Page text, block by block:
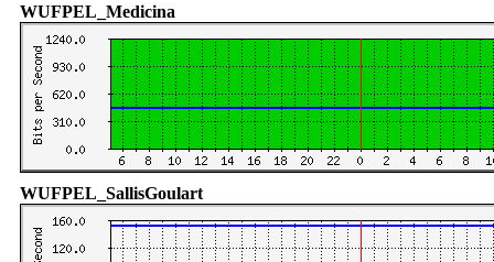
WUFPEL_Medicina
WUFPEL_SallisGoulart